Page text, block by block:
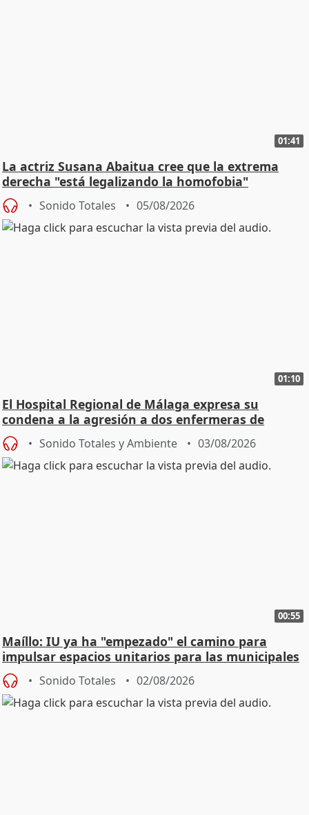
01:41
La actriz Susana Abaitua cree que la extrema
derecha "está legalizando la homofobia"
Sonido Totales 05/08/2026
01:10
El Hospital Regional de Málaga expresa su
condena a la agresión a dos enfermeras de
Urgencias
Sonido Totales y Ambiente 03/08/2026
00:55
Maíllo: IU ya ha "empezado" el camino para
impulsar espacios unitarios para las municipales
Sonido Totales 02/08/2026